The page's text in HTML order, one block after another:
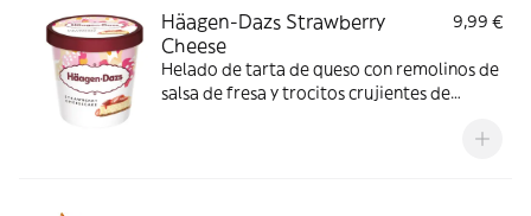
Häagen-Dazs Strawberry
Cheese
9,99 €
Helado de tarta de queso con remolinos de
salsa de fresa y trocitos crujientes de